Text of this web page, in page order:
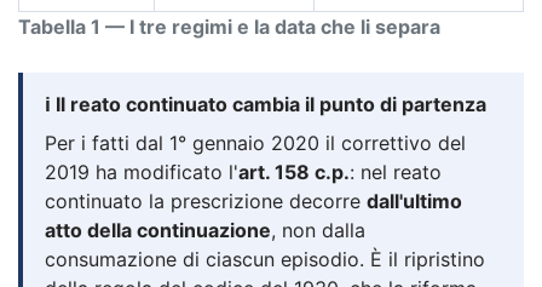
Tabella 1 — I tre regimi e la data che li separa
ℹ️ Il reato continuato cambia il punto di partenza
Per i fatti dal 1° gennaio 2020 il correttivo del
2019 ha modificato l'art. 158 c.p.: nel reato
continuato la prescrizione decorre dall'ultimo
atto della continuazione, non dalla
consumazione di ciascun episodio. È il ripristino